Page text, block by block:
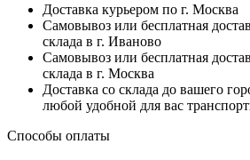
Доставка курьером по г. Москва
Самовывоз или бесплатная
склада в г. Иваново
Самовывоз или бесплатная
склада в г. Москва
Доставка со склада до вашего
любой удобной для вас
Способы оплаты